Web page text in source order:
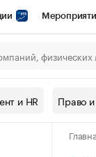
СПб
Рынок
и HR Право